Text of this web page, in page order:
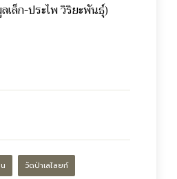
เล็ก-ประไพ วิริยะพันธุ์)
วัดป่าเลไลยก์